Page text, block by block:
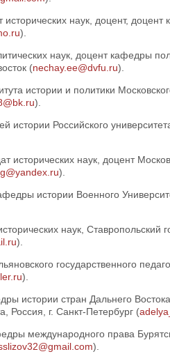
исторических наук, доцент,
).
наук, доцент кафедры
(nechay.ee@dvfu.ru).
истории и политики
).
истории Российского
исторических наук, доцент
).
истории Военного
наук, Ставропольский
).
государственного
).
истории стран Дальнего
Россия, г. Санкт-Петербург (
международного права
).